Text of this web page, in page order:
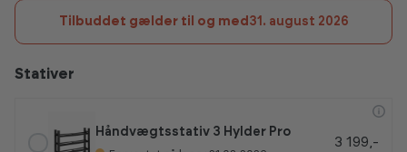
Tilbuddet gælder til og med 31. august 2026
Stativer
Håndvægtsstativ 3 Hylder Pro
3 199,-